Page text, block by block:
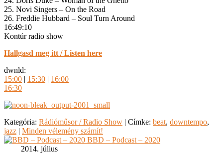
25. Novi Singers – On the Road
26. Freddie Hubbard – Soul Turn Around
16:49:10
Kontúr radio show
Hallgasd meg itt / Listen here
dwnld:
15:00 | 15:30 | 16:00
16:30
Kategória: Rádióműsor / Radio Show | Címke: beat, downtempo,
jazz | Minden vélemény számít!
BBD – Podcast – 2020
2014. július